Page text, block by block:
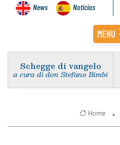
News Noticias
MENU
Schegge di vangelo
a cura di don Stefano Bimbi
Home